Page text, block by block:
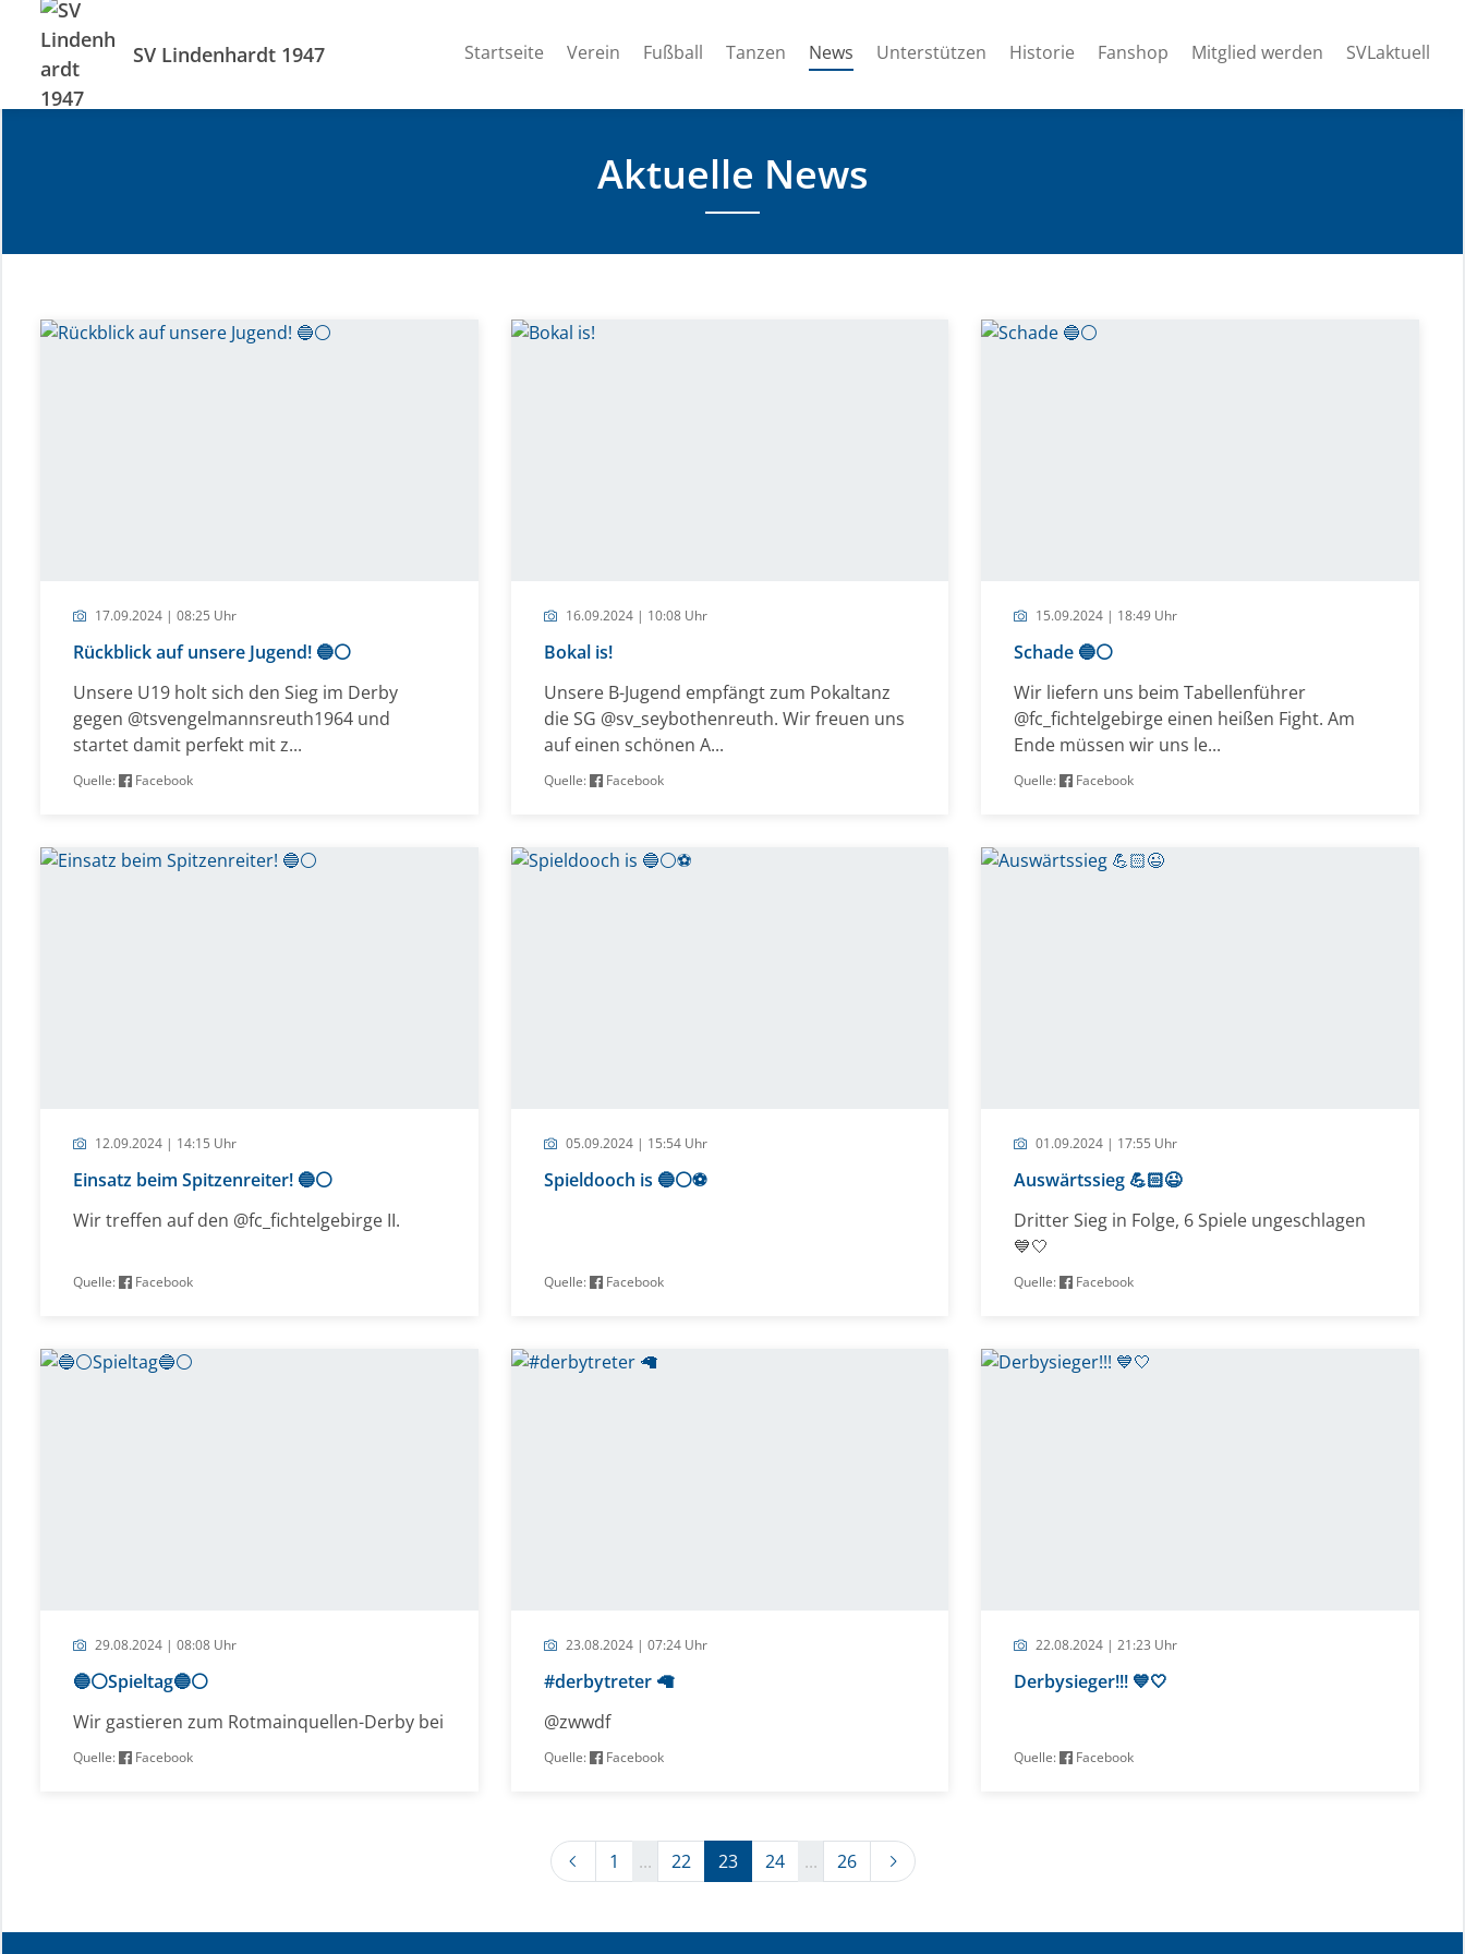
SV Lindenhardt 1947 Startseite Verein Fußball Tanzen News(current)
Unterstützen Historie Fanshop Mitglied werden SVLaktuell
Aktuelle News
17.09.2024 | 08:25 Uhr
Rückblick auf unsere Jugend! 🔵⚪️
Unsere U19 holt sich den Sieg im Derby
gegen @tsvengelmannsreuth1964 und
startet damit perfekt mit z...
Quelle: Facebook
16.09.2024 | 10:08 Uhr
Bokal is!
Unsere B-Jugend empfängt zum Pokaltanz
die SG @sv_seybothenreuth. Wir freuen uns
auf einen schönen A...
Quelle: Facebook
15.09.2024 | 18:49 Uhr
Schade 🔵⚪️
Wir liefern uns beim Tabellenführer
@fc_fichtelgebirge einen heißen Fight. Am
Ende müssen wir uns le...
Quelle: Facebook
12.09.2024 | 14:15 Uhr
Einsatz beim Spitzenreiter! 🔵⚪️
Wir treffen auf den @fc_fichtelgebirge II.
Quelle: Facebook
05.09.2024 | 15:54 Uhr
Spieldooch is 🔵⚪️⚽️
Quelle: Facebook
01.09.2024 | 17:55 Uhr
Auswärtssieg 💪🏻😉
Dritter Sieg in Folge, 6 Spiele ungeschlagen
💙🤍
Quelle: Facebook
29.08.2024 | 08:08 Uhr
🔵⚪️Spieltag🔵⚪️
Wir gastieren zum Rotmainquellen-Derby bei
Quelle: Facebook
23.08.2024 | 07:24 Uhr
#derbytreter 🦙
@zwwdf
Quelle: Facebook
22.08.2024 | 21:23 Uhr
Derbysieger!!! 💙🤍
Quelle: Facebook
Previous
1 ... 22 23 24 ... 26 Next